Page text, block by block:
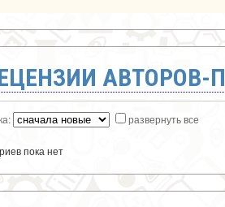
АВТОРОВ-
развернуть все
пока нет